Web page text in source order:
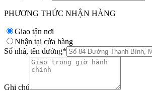
PHƯƠNG THỨC NHẬN HÀNG
Giao tận nơi
Nhận tại cửa hàng
Số nhà, tên đường*
Ghi chú